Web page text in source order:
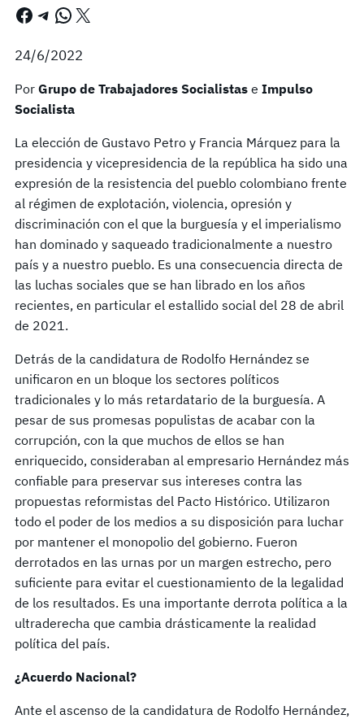
Facebook Telegram WhatsApp X
24/6/2022
Por Grupo de Trabajadores Socialistas e Impulso
Socialista
La elección de Gustavo Petro y Francia Márquez para la
presidencia y vicepresidencia de la república ha sido una
expresión de la resistencia del pueblo colombiano frente
al régimen de explotación, violencia, opresión y
discriminación con el que la burguesía y el imperialismo
han dominado y saqueado tradicionalmente a nuestro
país y a nuestro pueblo. Es una consecuencia directa de
las luchas sociales que se han librado en los años
recientes, en particular el estallido social del 28 de abril
de 2021.
Detrás de la candidatura de Rodolfo Hernández se
unificaron en un bloque los sectores políticos
tradicionales y lo más retardatario de la burguesía. A
pesar de sus promesas populistas de acabar con la
corrupción, con la que muchos de ellos se han
enriquecido, consideraban al empresario Hernández más
confiable para preservar sus intereses contra las
propuestas reformistas del Pacto Histórico. Utilizaron
todo el poder de los medios a su disposición para luchar
por mantener el monopolio del gobierno. Fueron
derrotados en las urnas por un margen estrecho, pero
suficiente para evitar el cuestionamiento de la legalidad
de los resultados. Es una importante derrota política a la
ultraderecha que cambia drásticamente la realidad
política del país.
¿Acuerdo Nacional?
Ante el ascenso de la candidatura de Rodolfo Hernández,